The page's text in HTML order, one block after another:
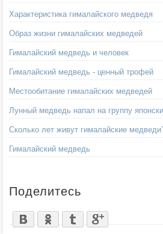
Характеристика гималайского медведя
Образ жизни гималайских медведей
Гималайский медведь и человек
Гималайский медведь - ценный трофей
Местообитание гималайских медведей
Лунный медведь напал на группу
Сколько лет живут гималайские
Гималайский медведь
Поделитесь